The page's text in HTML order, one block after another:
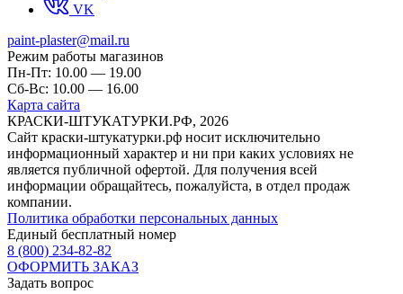
VK
paint-plaster@mail.ru
Режим работы магазинов
Пн-Пт: 10.00 — 19.00
Сб-Вс: 10.00 — 16.00
Карта сайта
КРАСКИ-ШТУКАТУРКИ.РФ, 2026
Cайт краски-штукатурки.рф носит исключительно
информационный характер и ни при каких условиях не
является публичной офертой. Для получения всей
информации обращайтесь, пожалуйста, в отдел продаж
компании.
Политика обработки персональных данных
Единый бесплатный номер
8 (800) 234-82-82
ОФОРМИТЬ ЗАКАЗ
Задать вопрос